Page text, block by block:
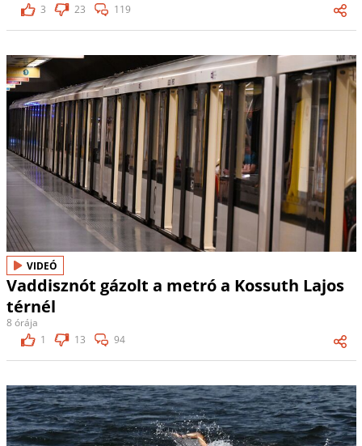
3
23 119
VIDEÓ
Vaddisznót gázolt a metró a Kossuth Lajos
térnél
8 órája
1
13 94